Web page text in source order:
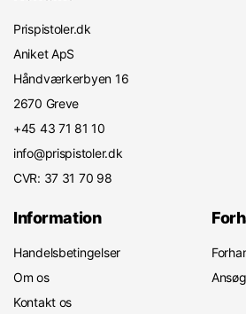
Prispistoler.dk
Aniket ApS
Håndværkerbyen 16
2670 Greve
+45 43 71 81 10
info@prispistoler.dk
CVR: 37 31 70 98
Information
Handelsbetingelser
Om os
Kontakt os